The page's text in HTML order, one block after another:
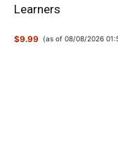
Learners
$9.99 (as of 08/08/2026